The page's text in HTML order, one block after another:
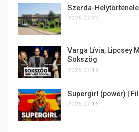
Szerda-
2026.07.22.
Varga Lívia, Lipcsey
Sokszög
2026.07.18.
Supergirl (power) |
2026.07.16.